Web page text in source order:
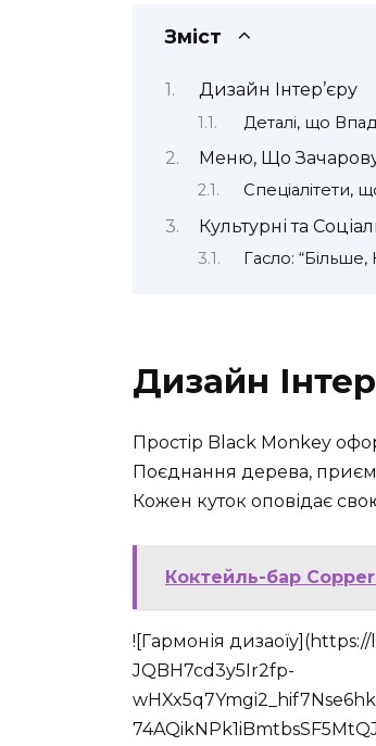
Зміст
Дизайн Інтер’єру
Деталі, що
Меню, Що
Спеціалітети,
Культурні та
Гасло:
Дизайн
Простір Black Monkey
Поєднання дерева,
Кожен куток оповідає
Коктейль-бар
![Гармонія
JQBH7cd3y5Ir2fp-